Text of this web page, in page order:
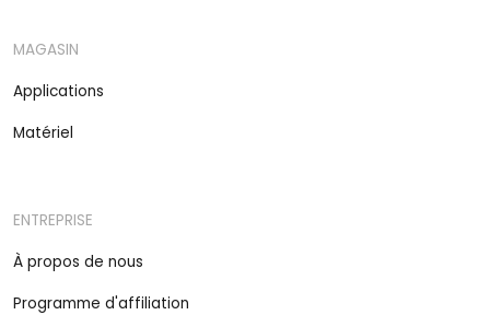
MAGASIN
Applications
Matériel
ENTREPRISE
À propos de nous
Programme d'affiliation